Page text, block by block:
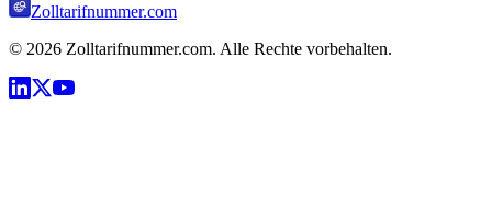
Zolltarifnummer.com
© 2026 Zolltarifnummer.com. Alle Rechte vorbehalten.